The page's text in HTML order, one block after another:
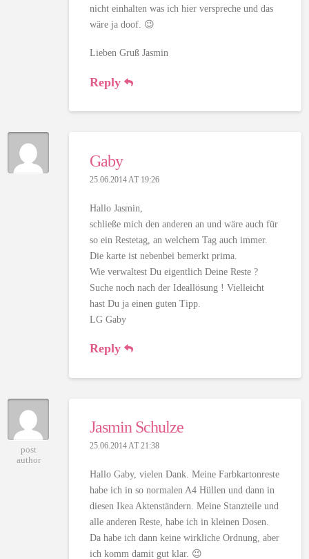
nicht einhalten was ich hier verspreche und das
wäre ja doof. 😉
Lieben Gruß Jasmin
Reply
Gaby
25.06.2014 AT 19:26
Hallo Jasmin,
schließe mich den anderen an und wäre auch für
so ein Restetag, an welchem Tag auch immer.
Die karte ist nebenbei bemerkt prima.
Wie verwaltest Du eigentlich Deine Reste ?
Suche noch nach der Ideallösung ! Vielleicht
hast Du ja einen guten Tipp.
LG Gaby
Reply
post
author
Jasmin Schulze
25.06.2014 AT 21:38
Hallo Gaby, vielen Dank. Meine Farbkartonreste
habe ich in so normalen A4 Hüllen und dann in
diesen Ikea Aktenständern. Meine Stanzteile und
alle anderen Reste, habe ich in kleinen Dosen.
Da habe ich dann keine wirkliche Ordnung, aber
ich komm damit gut klar. 😉